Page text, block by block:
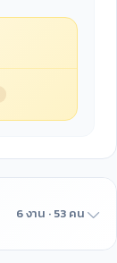
6 งาน · 53 คน